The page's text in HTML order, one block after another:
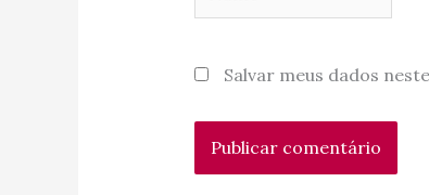
Salvar meus dados